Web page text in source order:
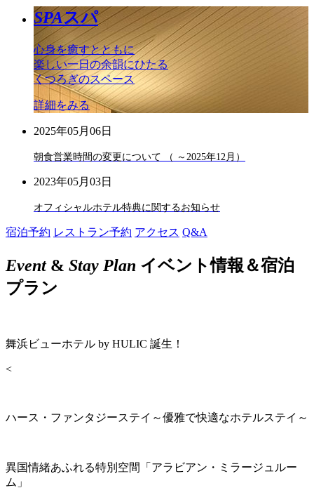
SPAスパ
心身を癒すとともに
楽しい一日の余韻にひたる
くつろぎのスペース
詳細をみる
2025年05月06日
朝食営業時間の変更について （ ～2025年12月）
2023年05月03日
オフィシャルホテル特典に関するお知らせ
宿泊予約 レストラン予約 アクセス Q&A
Event& Stay Plan イベント情報＆宿泊
プラン
舞浜ビューホテル by HULIC 誕生！
<
ハース・ファンタジーステイ～優雅で快適なホテルステイ～
異国情緒あふれる特別空間「アラビアン・ミラージュルー
ム」